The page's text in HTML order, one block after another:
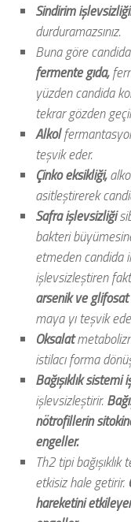
Sindirim
durduramazsınız.
Buna göre
fermente gıda,
yüzden candida
tekrar gözden
Alkol
teşvik eder.
Çinko eksikliği,
asitleştirerek
Safra işlevsizliği
bakteri
etmeden candida
işlevsizleştiren
arsenik ve glifosat
maya yı teşvik
Oksalat
istilacı forma
Bağışıklık sistemi
işlevsizleştirir.
nötrofillerin
engeller.
Th2 tipi
etkisiz hale getirir.
hareketini